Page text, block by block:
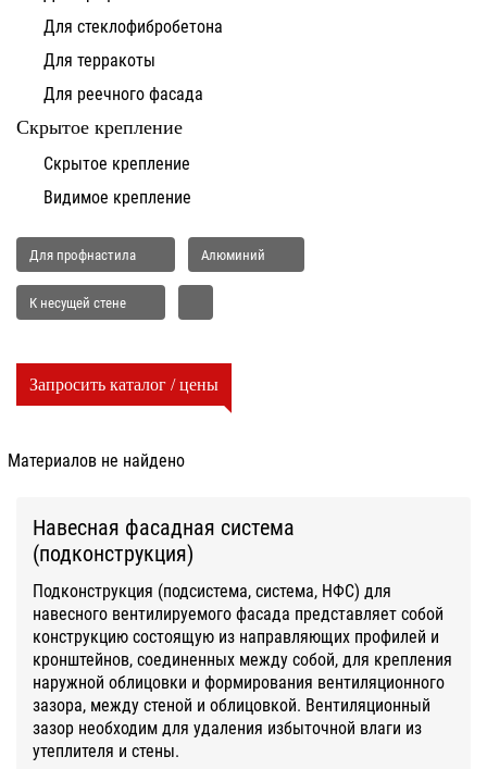
Для стеклофибробетона
Для терракоты
Для реечного фасада
Скрытое крепление
Скрытое крепление
Видимое крепление
Для профнастила Алюминий
К несущей стене
Запросить каталог / цены
Материалов не найдено
Навесная фасадная система
(подконструкция)
Подконструкция (подсистема, система, НФС) для
навесного вентилируемого фасада представляет собой
конструкцию состоящую из направляющих профилей и
кронштейнов, соединенных между собой, для крепления
наружной облицовки и формирования вентиляционного
зазора, между стеной и облицовкой. Вентиляционный
зазор необходим для удаления избыточной влаги из
утеплителя и стены.